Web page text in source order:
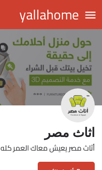
yallahome
اثاث مصر
أثاث مصر يعيش معاك العمر كله